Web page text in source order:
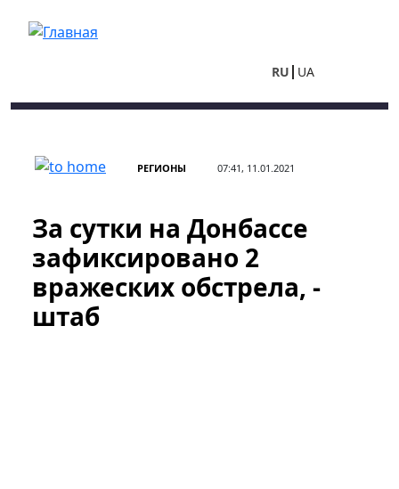
RU UA
РЕГИОНЫ 07:41, 11.01.2021
За сутки на Донбассе
зафиксировано 2
вражеских обстрела, -
штаб